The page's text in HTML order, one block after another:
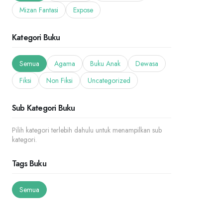
Mizan Fantasi
Expose
Kategori Buku
Semua Agama Buku Anak
Dewasa
Fiksi
Non Fiksi Uncategorized
Sub Kategori Buku
Pilih kategori terlebih dahulu untuk menampilkan sub
kategori.
Tags Buku
Semua